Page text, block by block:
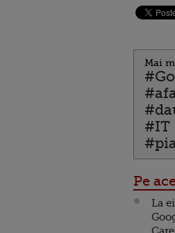
Mai
#IT
Pe
La